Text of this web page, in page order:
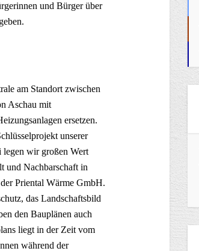
und Bürger über
am Standort zwischen
Aschau mit
ersetzen.
unserer
legen wir großen Wert
und Nachbarschaft in
Priental Wärme GmbH.
das Landschaftsbild
den Bauplänen auch
liegt in der Zeit vom
während der